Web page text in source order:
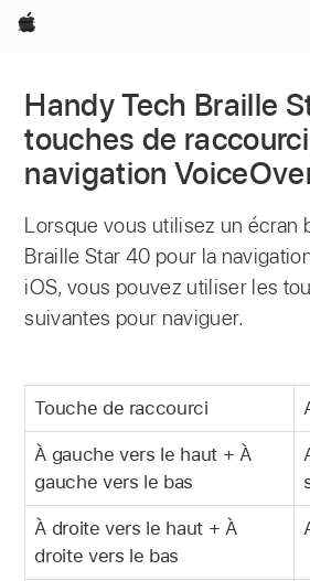
Apple
Handy Tech Braille
touches de
navigation
Lorsque vous utilisez un écran
Braille Star 40 pour la
iOS, vous pouvez utiliser les
suivantes pour naviguer.
Touche de raccourci
À gauche vers le haut + À
gauche vers le bas
À droite vers le haut + À
droite vers le bas